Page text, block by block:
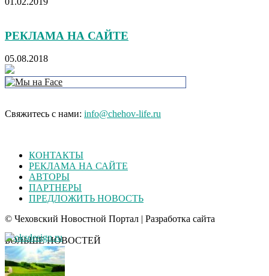
РЕКЛАМА НА САЙТЕ
05.08.2018
Свяжитесь с нами: info@chehov-life.ru
КОНТАКТЫ
РЕКЛАМА НА САЙТЕ
АВТОРЫ
ПАРТНЕРЫ
ПРЕДЛОЖИТЬ НОВОСТЬ
© Чеховский Новостной Портал | Разработка сайта
БОЛЬШЕ НОВОСТЕЙ